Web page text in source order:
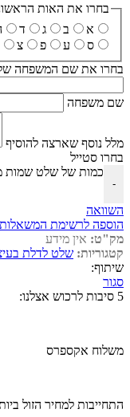
בחרו את האות
א
ב ג ד
ס
ע פ צ
בחרו את שם המשפחה
שם משפחה
מלל נוסף שארצה להוסיף
בחרו סטייל
-
כמות של שלט שמות
השוואה
הוספה לרשימת המשאלות
מק"ט: אין מידע
קטגוריות: שלט לדלת
שיתוף:
סגור
5 סיבות לרכוש אצלנו:
משלוח אקספרס
התחייבות למחיר הזול